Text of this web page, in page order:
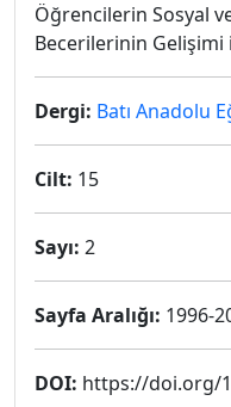
Öğrencilerin Sosyal
Becerilerinin Gelişimi
Dergi: Batı Anadolu
Cilt: 15
Sayı: 2
Sayfa Aralığı: 1996-
DOI: https://doi.org/